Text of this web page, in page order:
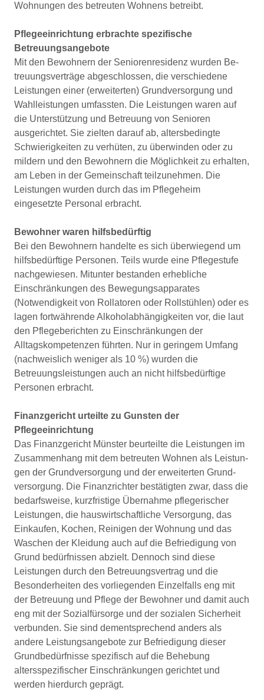
Wohnungen des betreuten Wohnens betreibt.
Pflegeeinrichtung erbrachte spezifische
Betreuungsangebote
Mit den Bewohnern der Seniorenresidenz wurden Be­
treuungsverträge abgeschlossen, die verschiedene
Leistungen einer (erweiterten) Grundversorgung und
Wahlleistungen umfassten. Die Leistungen waren auf
die Unterstützung und Betreuung von Senioren
ausgerich­tet. Sie zielten darauf ab, altersbedingte
Schwierigkeiten zu verhüten, zu überwinden oder zu
mildern und den Bewohnern die Möglichkeit zu erhalten,
am Leben in der Gemeinschaft teilzunehmen. Die
Leistungen wurden durch das im Pflegeheim
eingesetzte Personal erbracht.
Bewohner waren hilfsbedürftig
Bei den Bewohnern handelte es sich überwiegend um
hilfsbedürftige Personen. Teils wurde eine Pflegestufe
nachgewiesen. Mitunter bestanden erhebliche
Einschrän­kungen des Bewegungsapparates
(Notwendigkeit von Rollatoren oder Rollstühlen) oder es
lagen fortwährende Alkoholabhängigkeiten vor, die laut
den Pflegeberichten zu Einschränkungen der
Alltagskompetenzen führten. Nur in geringem Umfang
(nachweislich weniger als 10 %) wurden die
Betreuungsleistungen auch an nicht hilfsbe­dürftige
Personen erbracht.
Finanzgericht urteilte zu Gunsten der
Pflegeeinrichtung
Das Finanzgericht Münster beurteilte die Leistungen im
Zusammenhang mit dem betreuten Wohnen als Leistun­
gen der Grundversorgung und der erweiterten Grund­
versorgung. Die Finanzrichter bestätigten zwar, dass die
bedarfsweise, kurzfristige Übernahme pflegerischer
Leistungen, die hauswirtschaftliche Versorgung, das
Einkaufen, Kochen, Reinigen der Wohnung und das
Wa­schen der Kleidung auch auf die Befriedigung von
Grund­ bedürfnissen abzielt. Dennoch sind diese
Leistungen durch den Betreuungsvertrag und die
Besonderheiten des vorliegenden Einzelfalls eng mit
der Betreuung und Pflege der Bewohner und damit auch
eng mit der Sozial­fürsorge und der sozialen Sicherheit
verbunden. Sie sind dementsprechend anders als
andere Leistungsangebote zur Befriedigung dieser
Grundbedürfnisse spezifisch auf die Behebung
altersspezifischer Einschränkungen gerich­tet und
werden hierdurch geprägt.